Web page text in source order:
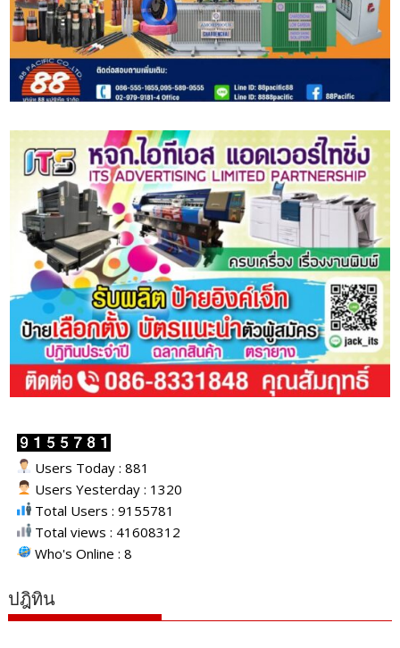
Users Today : 881
Users Yesterday : 1320
Total Users : 9155781
Total views : 41608312
Who's Online : 8
ปฎิทิน